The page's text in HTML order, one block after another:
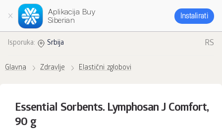
Aplikacija Buy
Siberian
Instalirati
Isporuka: Srbija RS
Glavna Zdravlje Elastični zglobovi
Essential Sorbents. Lymphosan J Comfort,
90 g